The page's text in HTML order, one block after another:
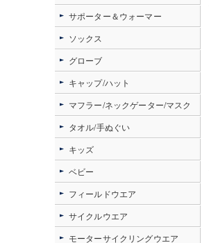
サポーター＆ウォーマー
ソックス
グローブ
キャップ/ハット
マフラー/ネックゲーター/マスク
タオル/手ぬぐい
キッズ
ベビー
フィールドウエア
サイクルウエア
モーターサイクリングウエア